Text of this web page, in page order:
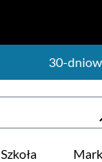
30-
Szkoła